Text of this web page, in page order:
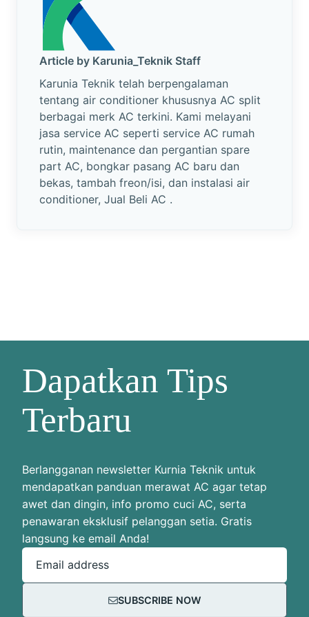
Article by Karunia_Teknik Staff
Karunia Teknik telah berpengalaman
tentang air conditioner khususnya AC split
berbagai merk AC terkini. Kami melayani
jasa service AC seperti service AC rumah
rutin, maintenance dan pergantian spare
part AC, bongkar pasang AC baru dan
bekas, tambah freon/isi, dan instalasi air
conditioner, Jual Beli AC .
Dapatkan Tips
Terbaru
Berlangganan newsletter Kurnia Teknik untuk
mendapatkan panduan merawat AC agar tetap
awet dan dingin, info promo cuci AC, serta
penawaran eksklusif pelanggan setia. Gratis
langsung ke email Anda!
Email address
SUBSCRIBE NOW